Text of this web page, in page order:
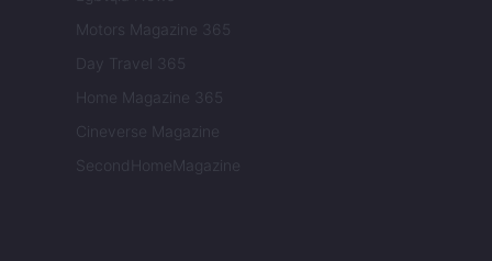
Motors Magazine 365
Day Travel 365
Home Magazine 365
Cineverse Magazine
SecondHomeMagazine